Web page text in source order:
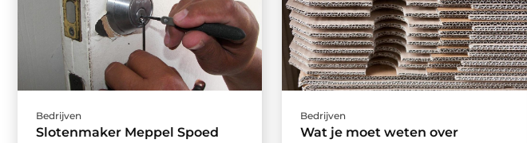
Bedrijven
Slotenmaker Meppel Spoed
Bedrijven
Wat je moet weten over